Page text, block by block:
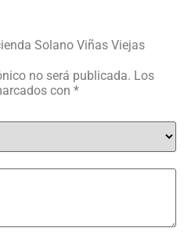
Solano Viñas Viejas
no será publicada. Los
con *